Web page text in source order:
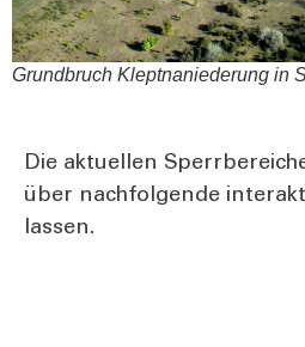
Grund­bruch Klept­na­nie­de­rung in
Die aktu­el­len
über nach­fol­gen­de
las­sen.